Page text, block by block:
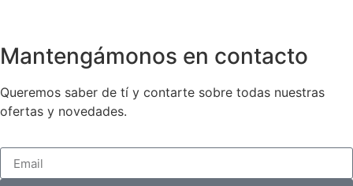
Mantengámonos en contacto
Queremos saber de tí y contarte sobre todas nuestras
ofertas y novedades.